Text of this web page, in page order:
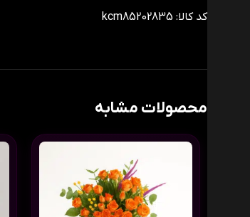
کد کالا: kcm85202835
محصولات مشابه